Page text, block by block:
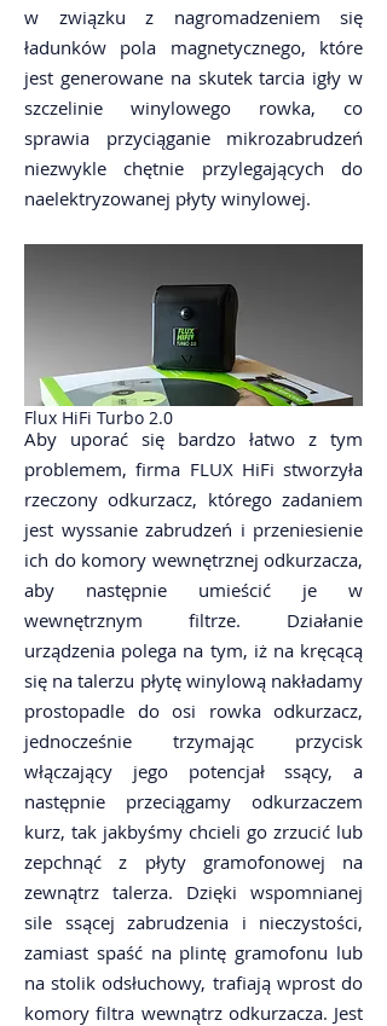
w związku z nagromadzeniem się
ładunków pola magnetycznego, które
jest generowane na skutek tarcia igły w
szczelinie winylowego rowka, co
sprawia przyciąganie mikrozabrudzeń
niezwykle chętnie przylegających do
naelektryzowanej płyty winylowej.
Flux HiFi Turbo 2.0
Aby uporać się bardzo łatwo z tym
problemem, firma FLUX HiFi stworzyła
rzeczony odkurzacz, którego zadaniem
jest wyssanie zabrudzeń i przeniesienie
ich do komory wewnętrznej odkurzacza,
aby następnie umieścić je w
wewnętrznym filtrze. Działanie
urządzenia polega na tym, iż na kręcącą
się na talerzu płytę winylową nakładamy
prostopadle do osi rowka odkurzacz,
jednocześnie trzymając przycisk
włączający jego potencjał ssący, a
następnie przeciągamy odkurzaczem
kurz, tak jakbyśmy chcieli go zrzucić lub
zepchnąć z płyty gramofonowej na
zewnątrz talerza. Dzięki wspomnianej
sile ssącej zabrudzenia i nieczystości,
zamiast spaść na plintę gramofonu lub
na stolik odsłuchowy, trafiają wprost do
komory filtra wewnątrz odkurzacza. Jest